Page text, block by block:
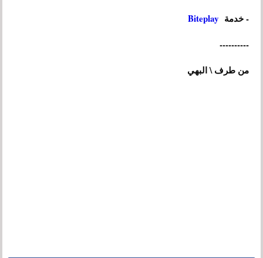
- خدمة Biteplay
----------
من طرف \ البهي